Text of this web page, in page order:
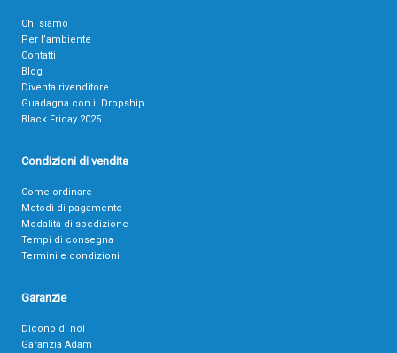
Chi siamo
Per l’ambiente
Contatti
Blog
Diventa rivenditore
Guadagna con il Dropship
Black Friday 2025
Condizioni di vendita
Come ordinare
Metodi di pagamento
Modalità di spedizione
Tempi di consegna
Termini e condizioni
Garanzie
Dicono di noi
Garanzia Adam